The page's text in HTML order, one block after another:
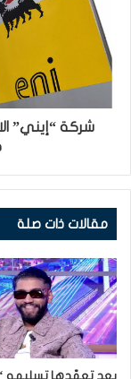
شركة “إيني”
مقالات ذات صلة
بعد تعمّدها تسليمه